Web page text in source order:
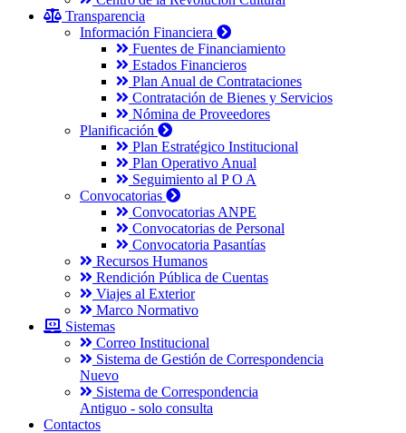
Transparencia
Información Financiera
Fuentes de Financiamiento
Estados Financieros
Plan Anual de Contrataciones
Contratación de Bienes y Servicios
Nómina de Proveedores
Planificación
Plan Estratégico Institucional
Plan Operativo Anual
Seguimiento al P O A
Convocatorias
Convocatorias ANPE
Convocatorias de Personal
Convocatoria Pasantías
Recursos Humanos
Rendición Pública de Cuentas
Viajes al Exterior
Marco Normativo
Sistemas
Correo Institucional
Sistema de Gestión de Correspondencia
Nuevo
Sistema de Correspondencia
Antiguo - solo consulta
Contactos